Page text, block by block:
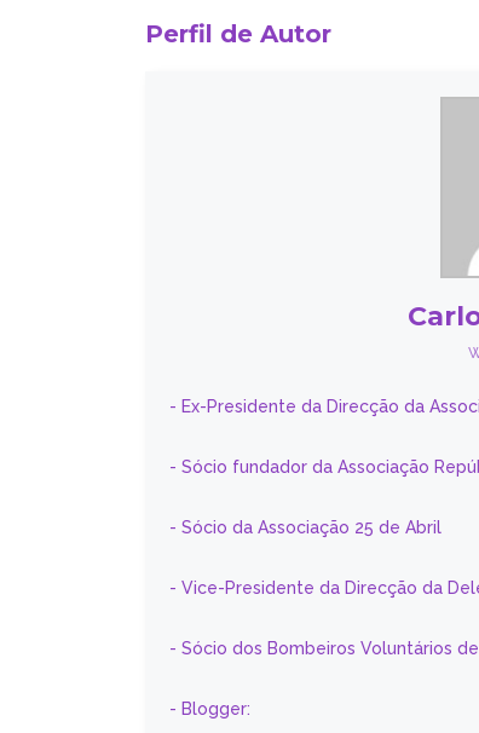
Perfil de Autor
- Ex-Presidente da Direcção da
- Sócio fundador da Associação
- Sócio da Associação 25 de Abril
- Vice-Presidente da Direcção da
- Sócio dos Bombeiros Voluntários
- Blogger: